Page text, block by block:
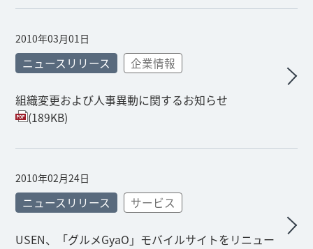
2010年03月01日
ニュースリリース 企業情報
組織変更および人事異動に関するお知らせ
(189KB)
2010年02月24日
ニュースリリース サービス
USEN、「グルメGyaO」モバイルサイトをリニュー